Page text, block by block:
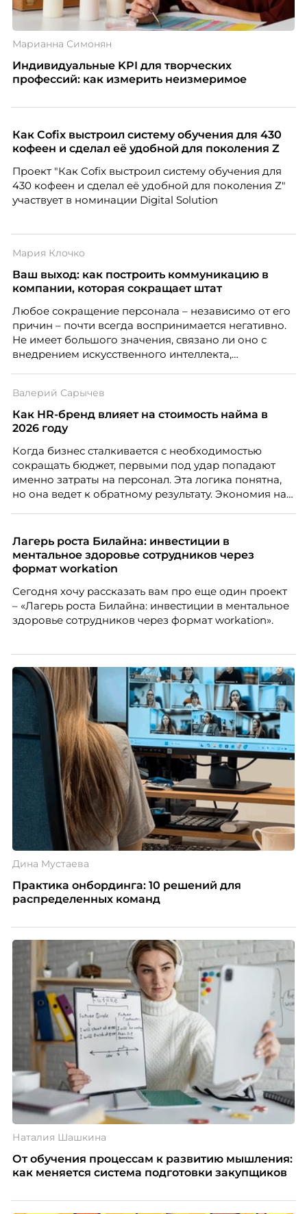
Марианна Симонян
Индивидуальные KPI для творческих
профессий: как измерить неизмеримое
Как Cofix выстроил систему обучения для 430
кофеен и сделал её удобной для поколения Z
Проект "Как Cofix выстроил систему обучения для
430 кофеен и сделал её удобной для поколения Z"
участвует в номинации Digital Solution
Мария Клочко
Ваш выход: как построить коммуникацию в
компании, которая сокращает штат
Любое сокращение персонала – независимо от его
причин – почти всегда воспринимается негативно.
Не имеет большого значения, связано ли оно с
внедрением искусственного интеллекта,
структуры компании. Для сотрудников сокращения
означают потерю стабильности, а для внешнего
рынка становятся сигналом о возможных
нередко превращаются в фактор, который
негативно влияет HR-бренд работодателя.
Валерий Сарычев
Как HR-бренд влияет на стоимость найма в
2026 году
Когда бизнес сталкивается с необходимостью
сокращать бюджет, первыми под удар попадают
именно затраты на персонал. Эта логика понятна,
но она ведет к обратному результату. Экономия на
значит – сокращает доходы бизнеса.
Лагерь роста Билайна: инвестиции в
ментальное здоровье сотрудников через
формат workation
Сегодня хочу рассказать вам про еще один проект
– «Лагерь роста Билайна: инвестиции в ментальное
здоровье сотрудников через формат workation».
Дина Мустаева
Практика онбординга: 10 решений для
распределенных команд
Наталия Шашкина
От обучения процессам к развитию мышления:
как меняется система подготовки закупщиков